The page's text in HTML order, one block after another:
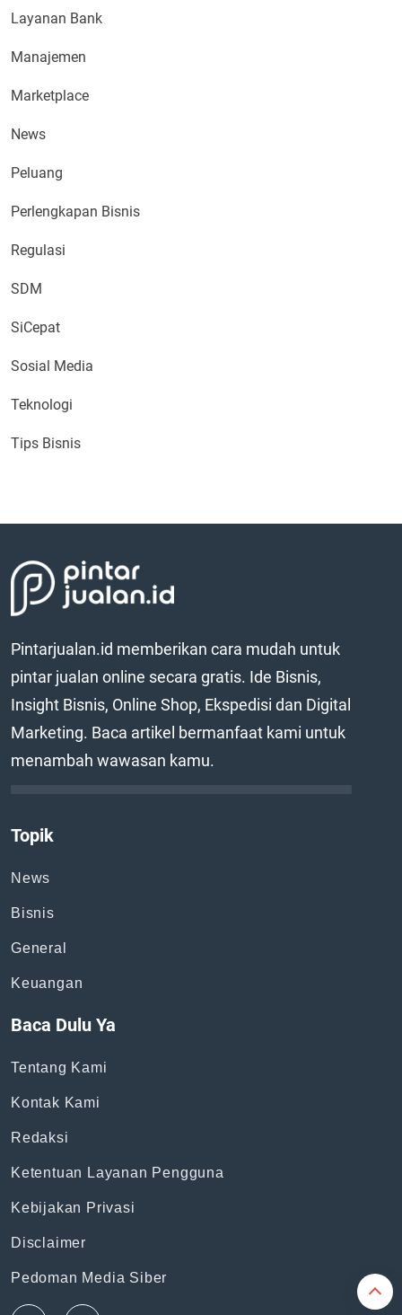
Layanan Bank
Manajemen
Marketplace
News
Peluang
Perlengkapan Bisnis
Regulasi
SDM
SiCepat
Sosial Media
Teknologi
Tips Bisnis
Pintarjualan.id memberikan cara mudah untuk
pintar jualan online secara gratis. Ide Bisnis,
Insight Bisnis, Online Shop, Ekspedisi dan Digital
Marketing. Baca artikel bermanfaat kami untuk
menambah wawasan kamu.
Topik